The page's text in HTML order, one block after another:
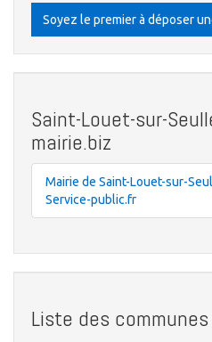
Soyez le premier à déposer
Saint-Louet-sur-
mairie.biz
Mairie de Saint-Louet-sur-
Service-public.fr
Liste des